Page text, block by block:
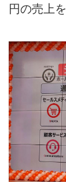
円の売上